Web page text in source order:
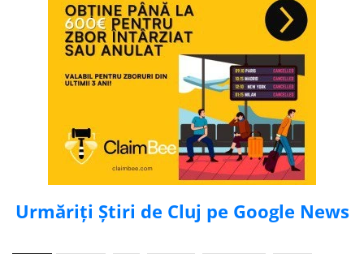
Urmăriți Știri de Cluj pe Google News